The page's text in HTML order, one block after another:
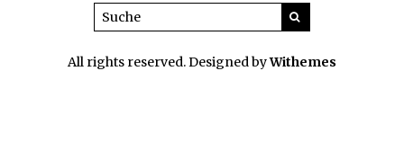
All rights reserved. Designed byWithemes